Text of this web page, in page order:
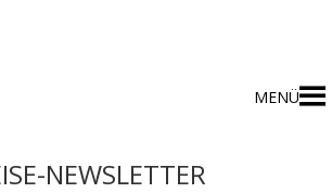
MENÜ
NEWSLETTER